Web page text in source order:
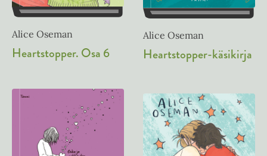
Alice Oseman
Heartstopper. Osa 6
Alice Oseman
Heartstopper-käsikirja